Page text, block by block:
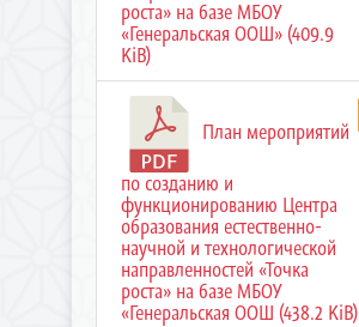
роста» на базе МБОУ
«Генеральская ООШ» (409.9
KiB)
План мероприятий
по созданию и
функционированию Центра
образования естественно-
научной и технологической
направленностей «Точка
роста» на базе МБОУ
«Генеральская ООШ (438.2 KiB)